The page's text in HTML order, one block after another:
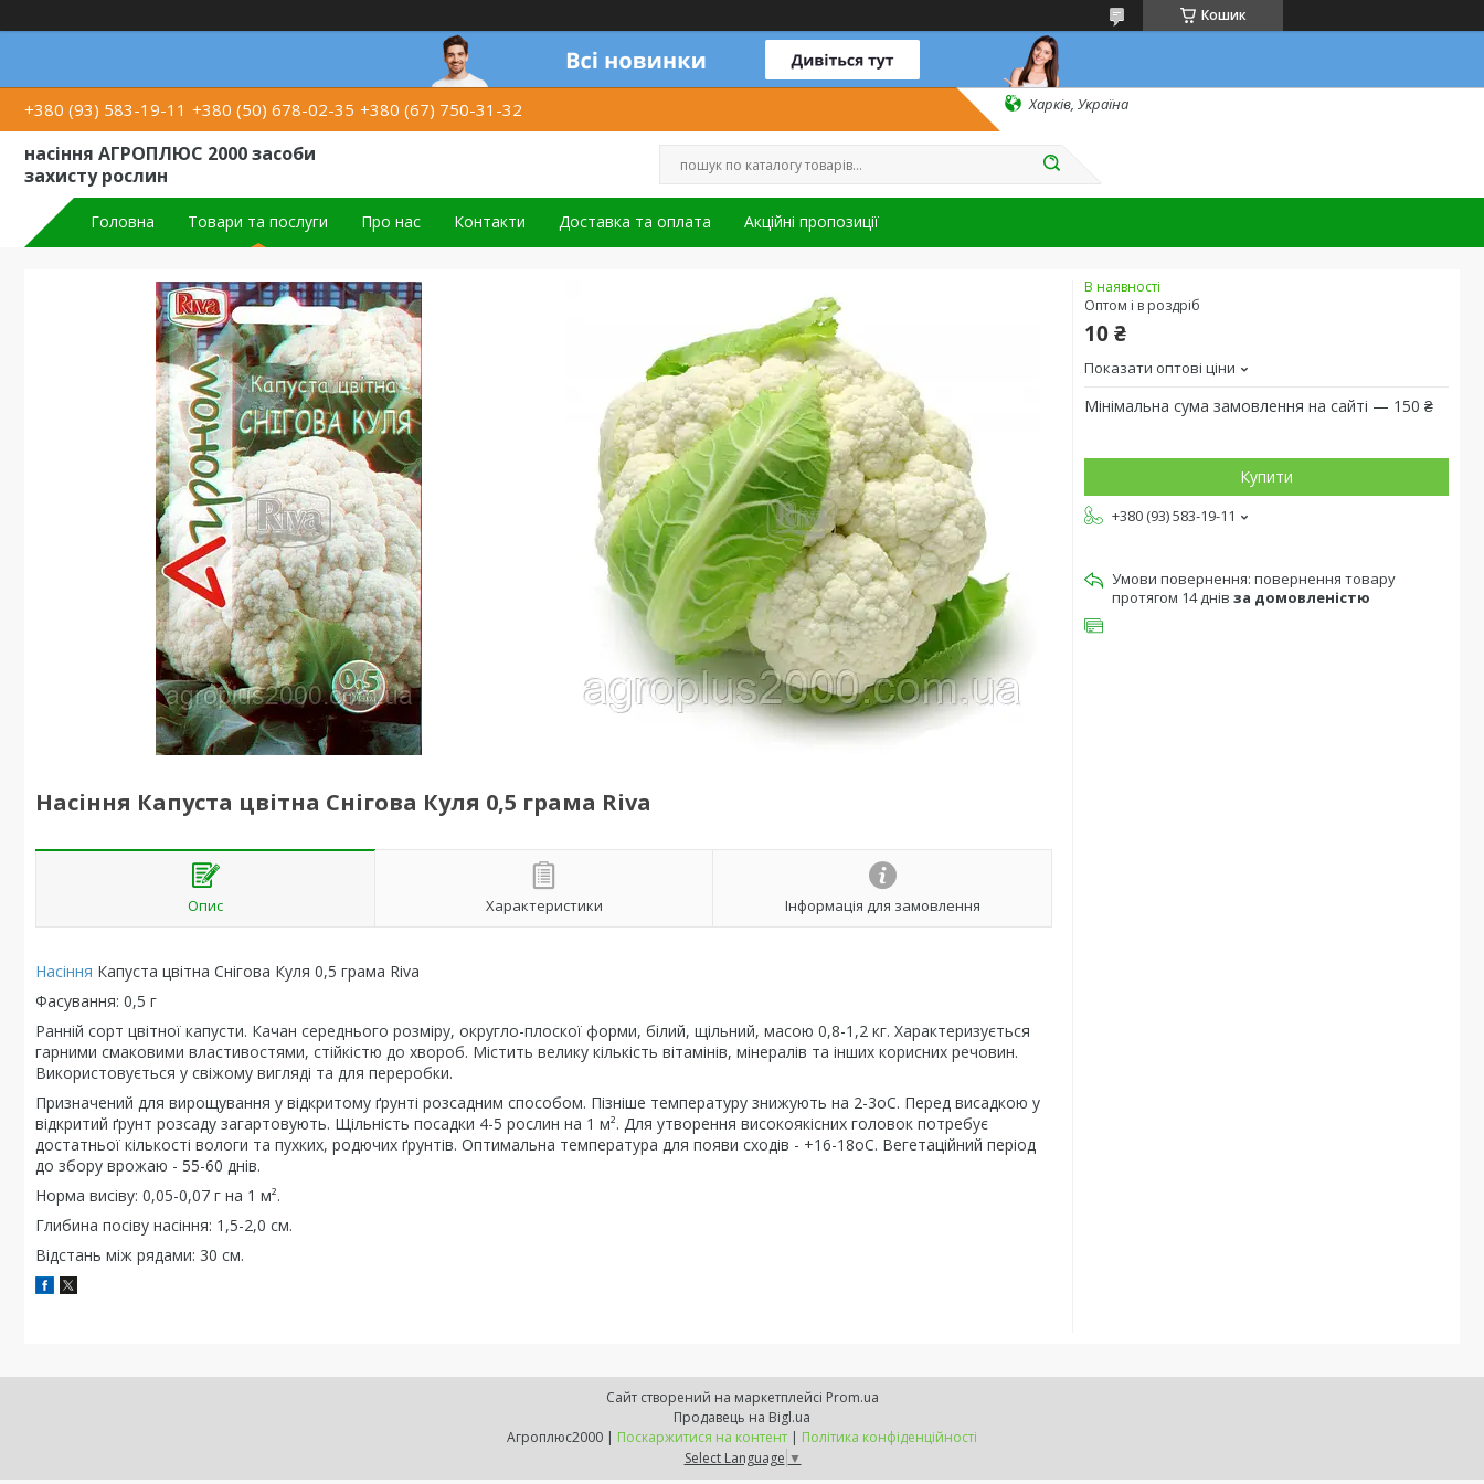
Кошик
+380 (93) 583-19-11 +380 (50) 678-02-35 +380 (67) 750-31-32 Харків, Україна
насіння АГРОПЛЮС 2000 засоби
захисту рослин
Головна Товари та послуги Про нас Контакти Доставка та оплата Акційні пропозиції
Насіння Капуста цвітна Снігова Куля 0,5 грама Riva
Опис Характеристики Інформація для замовлення
Насіння Капуста цвітна Снігова Куля 0,5 грама Riva
Фасування: 0,5 г
Ранній сорт цвітної капусти. Качан середнього розміру, округло-плоскої форми, білий, щільний, масою 0,8-1,2 кг. Характеризується
гарними смаковими властивостями, стійкістю до хвороб. Містить велику кількість вітамінів, мінералів та інших корисних речовин.
Використовується у свіжому вигляді та для переробки.
Призначений для вирощування у відкритому ґрунті розсадним способом. Пізніше температуру знижують на 2-3оС. Перед висадкою у
відкритий ґрунт розсаду загартовують. Щільність посадки 4-5 рослин на 1 м². Для утворення високоякісних головок потребує
достатньої кількості вологи та пухких, родючих ґрунтів. Оптимальна температура для появи сходів - +16-18оС. Вегетаційний період
до збору врожаю - 55-60 днів.
Норма висіву: 0,05-0,07 г на 1 м².
Глибина посіву насіння: 1,5-2,0 см.
Відстань між рядами: 30 см.
В наявності
Оптом і в роздріб
10 ₴
Показати оптові ціни
Мінімальна сума замовлення на сайті — 150 ₴
Купити
+380 (93) 583-19-11
повернення товару
протягом 14 днів за домовленістю
Сайт створений на маркетплейсі Prom.ua
Продавець на Bigl.ua
Агроплюс2000 | Поскаржитися на контент | Політика конфіденційності
Select Language ▼